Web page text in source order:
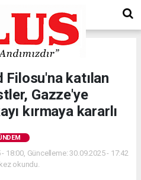
Filosu'na katılan
Gazze'ye
kırmaya kararlı
18:00, Güncelleme: 30.09.2025 - 17:42
okundu.